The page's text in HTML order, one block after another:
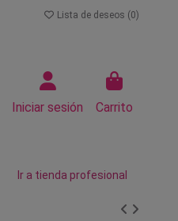
Lista de deseos (0)
Iniciar sesión Carrito
Ir a tienda profesional